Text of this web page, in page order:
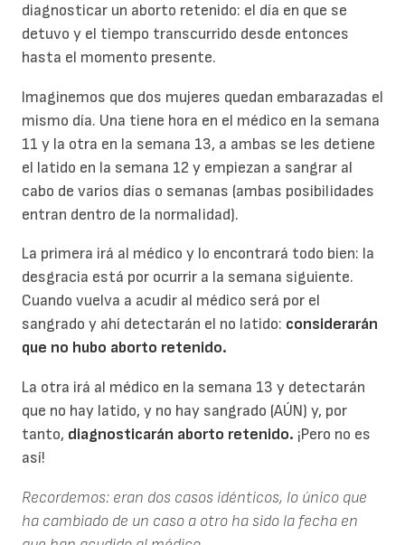
diagnosticar un aborto retenido: el día en que se
detuvo y el tiempo transcurrido desde entonces
hasta el momento presente.
Imaginemos que dos mujeres quedan embarazadas el
mismo día. Una tiene hora en el médico en la semana
11 y la otra en la semana 13, a ambas se les detiene
el latido en la semana 12 y empiezan a sangrar al
cabo de varios días o semanas (ambas posibilidades
entran dentro de la normalidad).
La primera irá al médico y lo encontrará todo bien: la
desgracia está por ocurrir a la semana siguiente.
Cuando vuelva a acudir al médico será por el
sangrado y ahí detectarán el no latido: considerarán
que no hubo aborto retenido.
La otra irá al médico en la semana 13 y detectarán
que no hay latido, y no hay sangrado (AÚN) y, por
tanto, diagnosticarán aborto retenido. ¡Pero no es
así!
Recordemos: eran dos casos idénticos, lo único que
ha cambiado de un caso a otro ha sido la fecha en